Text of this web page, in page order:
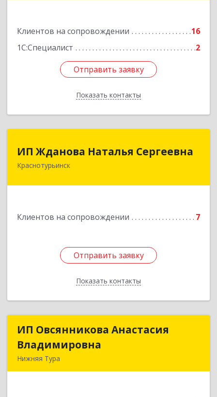
Клиентов на сопровождении
16
1С:Специалист
2
Отправить заявку
Показать контакты
Подробнее
Отправить заявку
Назад
ИП Жданова Наталья Сергеевна
Краснотурьинск
Клиентов на сопровождении 7
Отправить заявку
Показать контакты
Отправить заявку
Назад
ИП Овсянникова Анастасия
Владимировна
Нижняя Тура
ИП Овсянникова Анастасия